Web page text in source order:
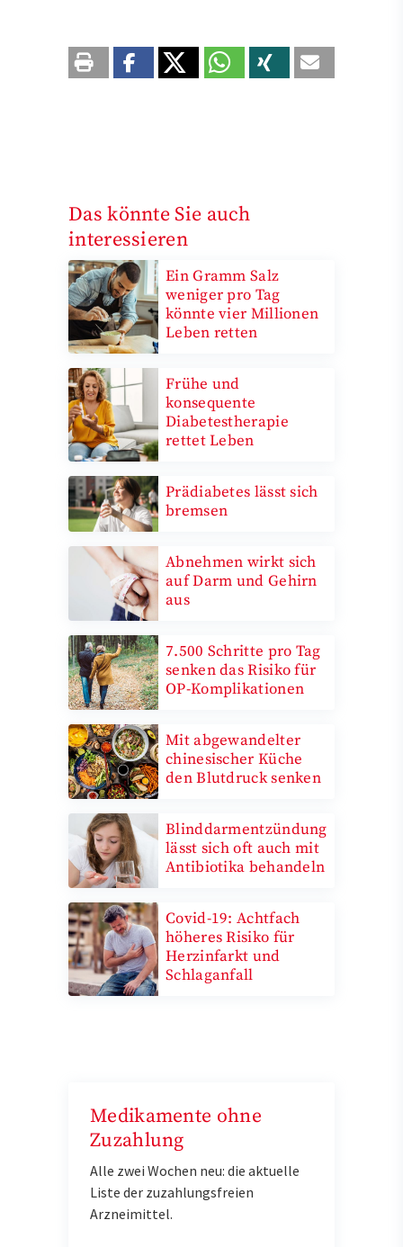
Das könnte Sie auch
interessieren
Ein Gramm Salz
weniger pro Tag
könnte vier Millionen
Leben retten
Frühe und
konsequente
Diabetestherapie
rettet Leben
Prädiabetes lässt sich
bremsen
Abnehmen wirkt sich
auf Darm und Gehirn
aus
7.500 Schritte pro Tag
senken das Risiko für
OP-Komplikationen
Mit abgewandelter
chinesischer Küche
den Blutdruck senken
Blinddarmentzündung
lässt sich oft auch mit
Antibiotika behandeln
Covid-19: Achtfach
höheres Risiko für
Herzinfarkt und
Schlaganfall
Medikamente ohne
Zuzahlung
Alle zwei Wochen neu: die aktuelle
Liste der zuzahlungsfreien
Arzneimittel.